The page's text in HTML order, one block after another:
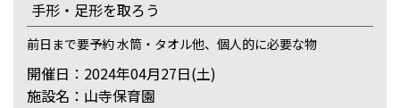
手形・足形を取ろう
前日まで要予約 水筒・タオル他、個人的に必要な物
開催日：2024年04月27日(土)
施設名：山寺保育園